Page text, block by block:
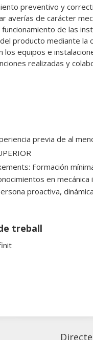
previa de al
Formación
en
proactiva,
treball